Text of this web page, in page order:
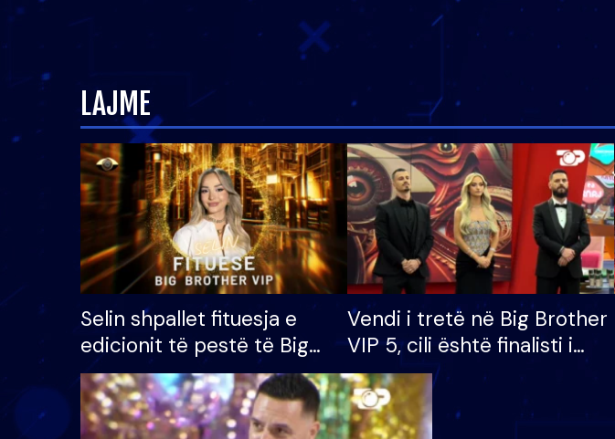
LAJME
Selin shpallet fituesja e
edicionit të pestë të Big
Brother VIP, rrëmben
çmimin e madh prej 100
mijë eurosh
Vendi i tretë në Big Brother
VIP 5, cili është finalisti i
radhës që lë shtëpinë